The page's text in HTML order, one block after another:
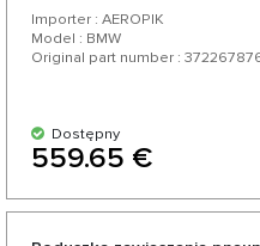
Importer : AEROPIK
Model : BMW
Original part number :
Dostępny
559.65 €